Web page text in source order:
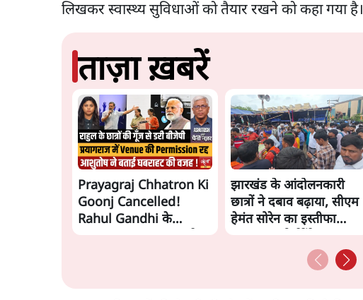
लिखकर स्वास्थ्य सुविधाओं को तैयार रखने को कहा गया है।
ताज़ा ख़बरें
Prayagraj Chhatron Ki
Goonj Cancelled!
Rahul Gandhi के
झारखंड के आंदोलनकारी
छात्रों ने दबाव बढ़ाया, सीएम
हेमंत सोरेन का इस्तीफा